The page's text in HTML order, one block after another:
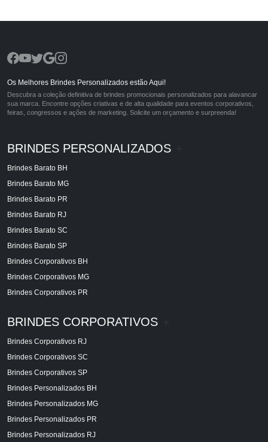
Os Melhores Brindes Personalizados estão Aqui!
Descubra a coleção definitiva de brindes promocionais personalizados para alavancar
sua marca. Encontre opções criativas e de alta qualidade para eventos corporativos,
feiras, congressos e ações de marketing. Solicite um orçamento e surpreenda!
BRINDES PERSONALIZADOS
Brindes Barato BH
Brindes Barato MG
Brindes Barato PR
Brindes Barato RJ
Brindes Barato SC
Brindes Barato SP
Brindes Corporativos BH
Brindes Corporativos MG
Brindes Corporativos PR
BRINDES CORPORATIVOS
Brindes Corporativos RJ
Brindes Corporativos SC
Brindes Corporativos SP
Brindes Personalizados BH
Brindes Personalizados MG
Brindes Personalizados PR
Brindes Personalizados RJ